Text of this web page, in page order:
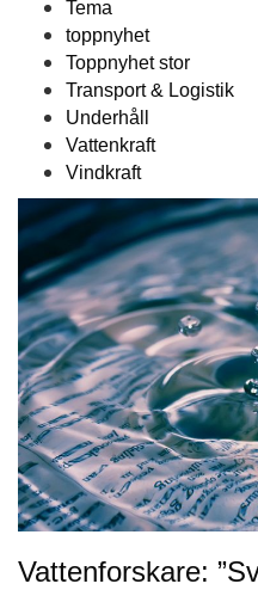
Tema
toppnyhet
Toppnyhet stor
Transport & Logistik
Underhåll
Vattenkraft
Vindkraft
Vattenforskare: